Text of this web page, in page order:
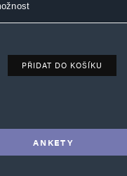
bez reklam množství
PŘIDAT DO KOŠÍKU
ANKETY